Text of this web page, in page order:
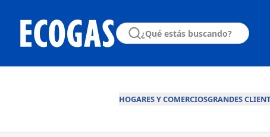
HOGARES Y COMERCIOSGRANDES